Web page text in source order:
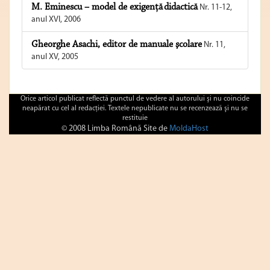
M. Eminescu – model de exigenţă didacticăNr. 11-12,
anul XVI, 2006
Gheorghe Asachi, editor de manuale şcolareNr. 11,
anul XV, 2005
Orice articol publicat reflectă punctul de vedere al autorului şi nu coincide
neapărat cu cel al redacţiei. Textele nepublicate nu se recenzează şi nu se
restituie
© 2008 Limba Română Site de MoldaHost